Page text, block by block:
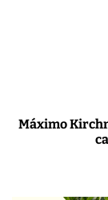
Máximo